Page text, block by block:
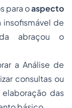
para oaspecto
insofismável de
abraçou o
a Análise de
consultas ou
das